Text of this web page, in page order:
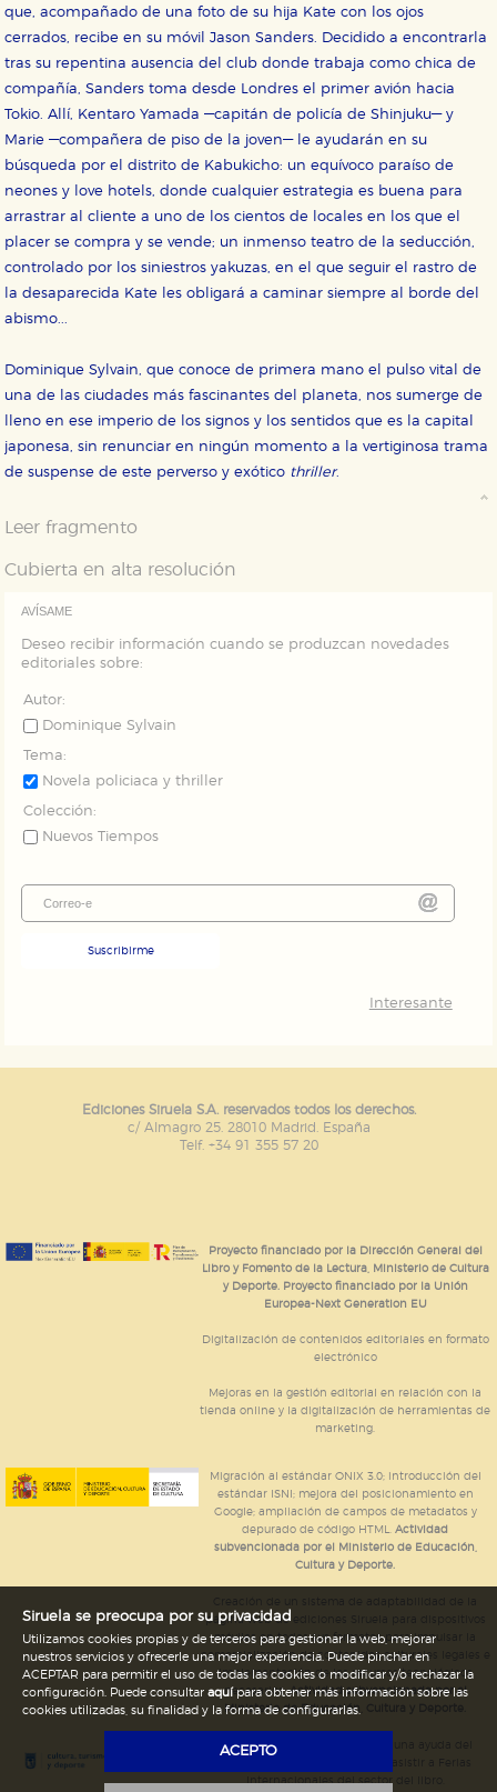
que, acompañado de una foto de su hija Kate con los ojos
cerrados, recibe en su móvil Jason Sanders. Decidido a encontrarla
tras su repentina ausencia del club donde trabaja como chica de
compañía, Sanders toma desde Londres el primer avión hacia
Tokio. Allí, Kentaro Yamada —capitán de policía de Shinjuku— y
Marie —compañera de piso de la joven— le ayudarán en su
búsqueda por el distrito de Kabukicho: un equívoco paraíso de
neones y love hotels, donde cualquier estrategia es buena para
arrastrar al cliente a uno de los cientos de locales en los que el
placer se compra y se vende; un inmenso teatro de la seducción,
controlado por los siniestros yakuzas, en el que seguir el rastro de
la desaparecida Kate les obligará a caminar siempre al borde del
abismo...
Dominique Sylvain, que conoce de primera mano el pulso vital de
una de las ciudades más fascinantes del planeta, nos sumerge de
lleno en ese imperio de los signos y los sentidos que es la capital
japonesa, sin renunciar en ningún momento a la vertiginosa trama
de suspense de este perverso y exótico thriller.
Leer fragmento
Cubierta en alta resolución
AVÍSAME
Deseo recibir información cuando se produzcan novedades
editoriales sobre:
Autor:
Dominique Sylvain
Tema:
Novela policiaca y thriller
Colección:
Nuevos Tiempos
Suscribirme
Interesante
Ediciones Siruela S.A. reservados todos los derechos.
c/ Almagro 25. 28010 Madrid. España
Telf. +34 91 355 57 20
Proyecto financiado por la Dirección General del
Libro y Fomento de la Lectura, Ministerio de Cultura
y Deporte. Proyecto financiado por la Unión
Europea-Next Generation EU
Digitalización de contenidos editoriales en formato
electrónico
Mejoras en la gestión editorial en relación con la
tienda online y la digitalización de herramientas de
marketing.
Migración al estándar ONIX 3.0; introducción del
estándar ISNI; mejora del posicionamiento en
Google; ampliación de campos de metadatos y
depurado de código HTML.Actividad
subvencionada por el Ministerio de Educación,
Cultura y Deporte.
página web de ediciones Siruela para dispositivos
móviles en todos sus formatos para impulsar la
comercialización de contenidos culturales legales e
implementación de los recursos tecnológicos
necesarios.Actividad subvencionada por el
Ministerio de Educación, Cultura y Deporte.
Ediciones Siruela ha percibido una ayuda del
Siruela se preocupa por su privacidad
Utilizamos cookies propias y de terceros para gestionar la web, mejorar
nuestros servicios y ofrecerle una mejor experiencia. Puede pinchar en
ACEPTAR para permitir el uso de todas las cookies o modificar y/o rechazar la
configuración. Puede consultar aquípara obtener más información sobre las
cookies utilizadas, su finalidad y la forma de configurarlas.
ACEPTO
CONFIGURACIÓN DE COOKIES
HABILITAR TODO RECHAZAR TODO
Cookies necesarias
Estas cookies son necesarias para que nuestro sitio
web funcione y no es posible deshabilitarlas desde
navegador, pero en ese caso es posible que algunas
áreas de nuestra web dejen de funcionar
Cookies de rendimiento y analíticas
servicios para que no tenga que reconfigurarlos cada
vez que nos visita. La información es agregada y, por lo
tanto, es anónima.
Cookies de publicidad y redes sociales
Estas cookies son gestionadas por nuestros socios
publicitarios y se utilizan para mostrar publicidad
relevante para sus intereses en otros sitios. No
navegador y dispositivo de internet.